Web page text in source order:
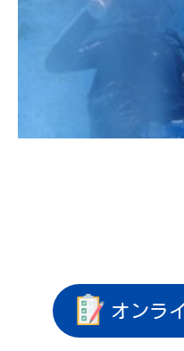
オンラ